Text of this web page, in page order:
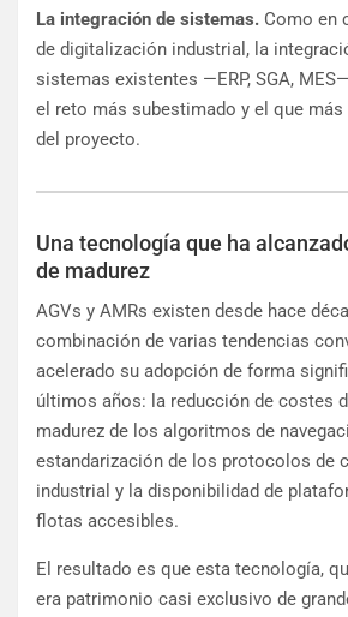
La integración de sistemas. Como en
de digitalización industrial, la
sistemas existentes —ERP, SGA,
el reto más subestimado y el que
del proyecto.
Una tecnología que ha
de madurez
AGVs y AMRs existen desde hace
combinación de varias tendencias
acelerado su adopción de forma
últimos años: la reducción de costes
madurez de los algoritmos de
estandarización de los protocolos de
industrial y la disponibilidad de
flotas accesibles.
El resultado es que esta tecnología,
era patrimonio casi exclusivo de